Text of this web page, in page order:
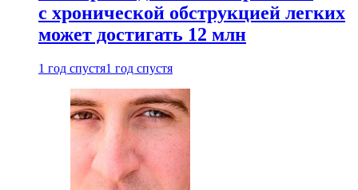
с хронической обструкцией легких
может достигать 12 млн
1 год спустя1 год спустя